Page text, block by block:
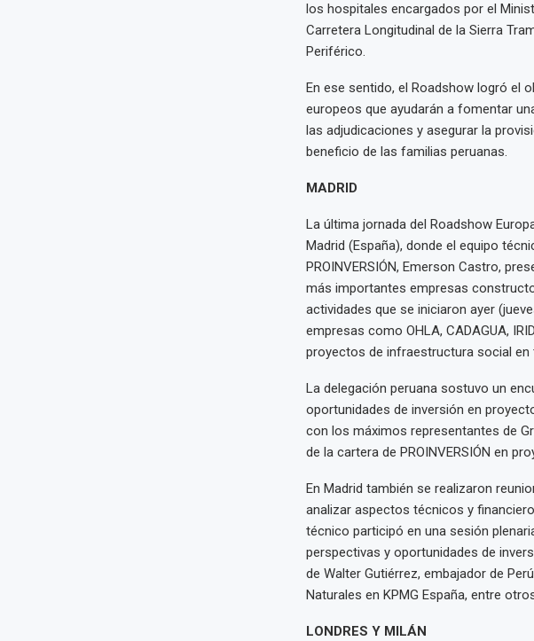
los hospitales encargados por el
Carretera Longitudinal de la Sierra
Periférico.
En ese sentido, el Roadshow logró el
europeos que ayudarán a fomentar
las adjudicaciones y asegurar la
beneficio de las familias peruanas.
MADRID
La última jornada del Roadshow
Madrid (España), donde el equipo
PROINVERSIÓN, Emerson Castro,
más importantes empresas
actividades que se iniciaron ayer
empresas como OHLA, CADAGUA,
proyectos de infraestructura social
La delegación peruana sostuvo un
oportunidades de inversión en
con los máximos representantes de
de la cartera de PROINVERSIÓN en
En Madrid también se realizaron
analizar aspectos técnicos y
técnico participó en una sesión
perspectivas y oportunidades de
de Walter Gutiérrez, embajador de
Naturales en KPMG España, entre
LONDRES Y MILÁN